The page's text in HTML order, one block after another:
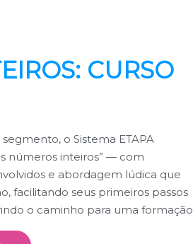
CURSO
o Sistema ETAPA
números inteiros” — com
e abordagem lúdica que
facilitando seus primeiros passos
o caminho para uma formação